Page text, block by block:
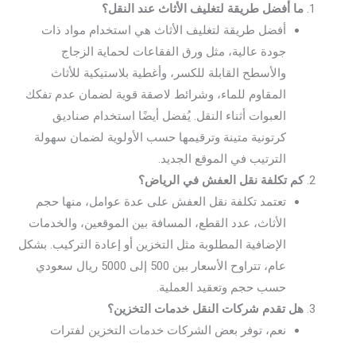
ما أفضل طريقة لتغليف الأثاث عند النقل؟
أفضل طريقة لتغليف الأثاث هي استخدام مواد ذات
جودة عالية، مثل ورق الفقاعات لحماية الزجاج
والأسطح القابلة للكسر، وأغطية بلاستيكية للأثاث
المقاوم للماء، وشرائط لاصقة قوية لضمان عدم تفكك
العبوات أثناء النقل. يُفضل أيضًا استخدام صناديق
كرتونية متينة وترقيمها حسب الأولوية لضمان سهولة
الترتيب في الموقع الجديد.
كم تكلفة نقل العفش في الرياض؟
تعتمد تكلفة نقل العفش على عدة عوامل، منها حجم
الأثاث، عدد القطع، المسافة بين الموقعين، والخدمات
الإضافية المطلوبة مثل التخزين أو إعادة التركيب. بشكل
عام، تتراوح الأسعار بين 500 إلى 5000 ريال سعودي
حسب حجم وتعقيد العملية.
هل تقدم شركات النقل خدمات التخزين؟
نعم، توفر بعض الشركات خدمات التخزين لفترات